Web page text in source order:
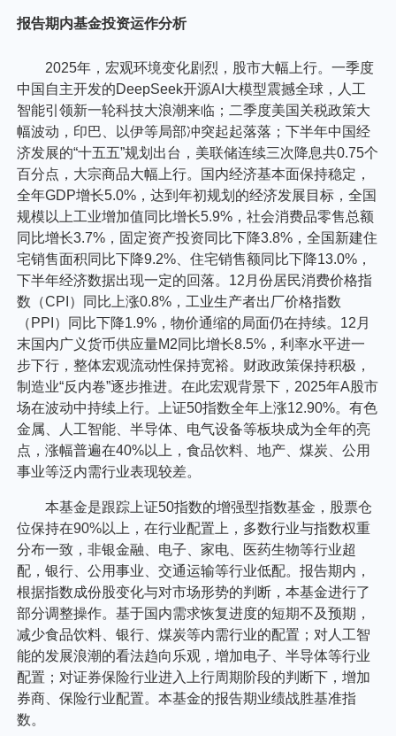
报告期内基金投资运作分析
2025年，宏观环境变化剧烈，股市大幅上行。一季度
中国自主开发的DeepSeek开源AI大模型震撼全球，人工
智能引领新一轮科技大浪潮来临；二季度美国关税政策大
幅波动，印巴、以伊等局部冲突起起落落；下半年中国经
济发展的“十五五”规划出台，美联储连续三次降息共0.75个
百分点，大宗商品大幅上行。国内经济基本面保持稳定，
全年GDP增长5.0%，达到年初规划的经济发展目标，全国
规模以上工业增加值同比增长5.9%，社会消费品零售总额
同比增长3.7%，固定资产投资同比下降3.8%，全国新建住
宅销售面积同比下降9.2%、住宅销售额同比下降13.0%，
下半年经济数据出现一定的回落。12月份居民消费价格指
数（CPI）同比上涨0.8%，工业生产者出厂价格指数
（PPI）同比下降1.9%，物价通缩的局面仍在持续。12月
末国内广义货币供应量M2同比增长8.5%，利率水平进一
步下行，整体宏观流动性保持宽裕。财政政策保持积极，
制造业“反内卷”逐步推进。在此宏观背景下，2025年A股市
场在波动中持续上行。上证50指数全年上涨12.90%。有色
金属、人工智能、半导体、电气设备等板块成为全年的亮
点，涨幅普遍在40%以上，食品饮料、地产、煤炭、公用
事业等泛内需行业表现较差。
本基金是跟踪上证50指数的增强型指数基金，股票仓
位保持在90%以上，在行业配置上，多数行业与指数权重
分布一致，非银金融、电子、家电、医药生物等行业超
配，银行、公用事业、交通运输等行业低配。报告期内，
根据指数成份股变化与对市场形势的判断，本基金进行了
部分调整操作。基于国内需求恢复进度的短期不及预期，
减少食品饮料、银行、煤炭等内需行业的配置；对人工智
能的发展浪潮的看法趋向乐观，增加电子、半导体等行业
配置；对证券保险行业进入上行周期阶段的判断下，增加
券商、保险行业配置。本基金的报告期业绩战胜基准指
数。